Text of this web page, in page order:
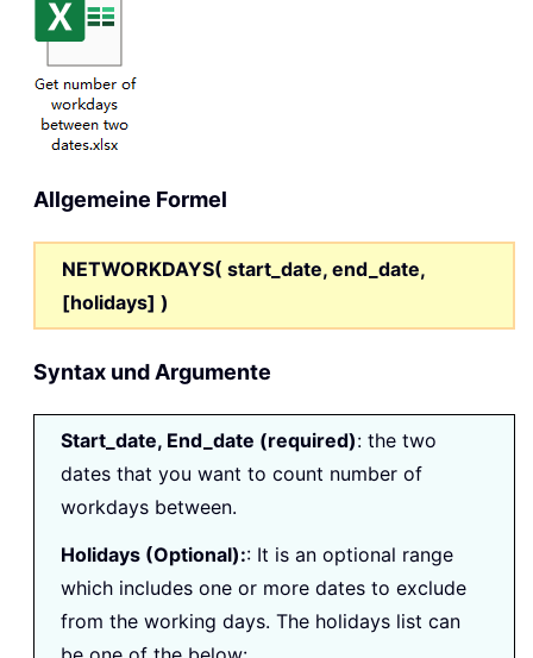
Allgemeine Formel
NETWORKDAYS( start_date, end_date,
[holidays] )
Syntax und Argumente
Start_date, End_date (required): the two
dates that you want to count number of
workdays between.
Holidays (Optional):: It is an optional range
which includes one or more dates to exclude
from the working days. The holidays list can